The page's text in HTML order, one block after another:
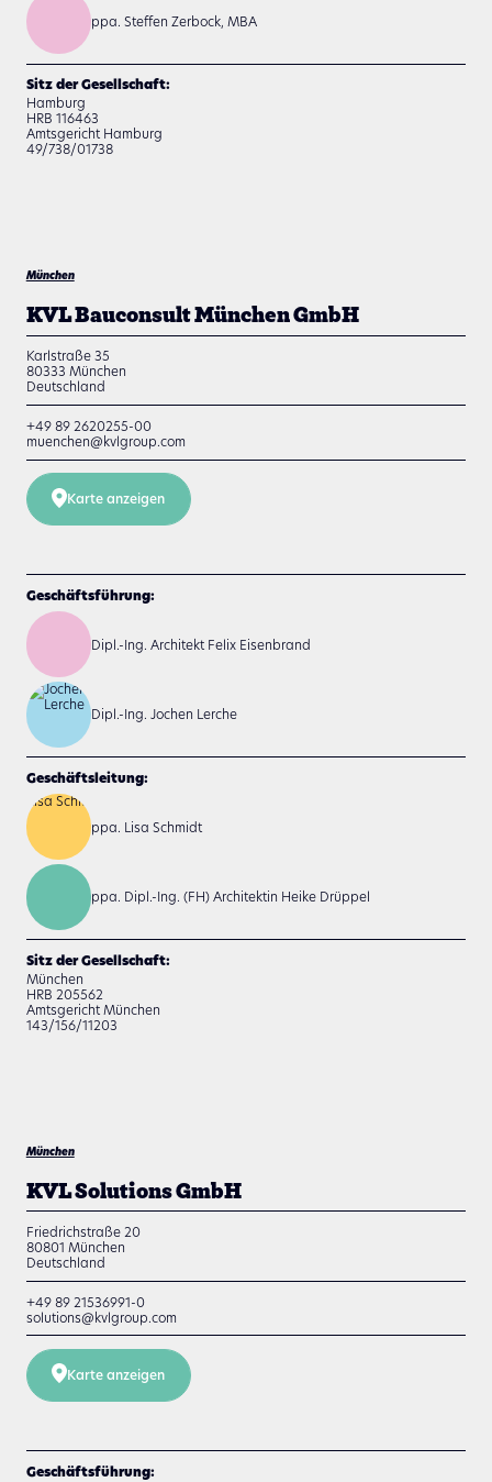
ppa. Steffen Zerbock, MBA
Sitz der Gesellschaft:
Hamburg
HRB 116463
Amtsgericht Hamburg
49/738/01738
München
KVL Bauconsult München GmbH
Karlstraße 35
80333 München
Deutschland
+49 89 2620255-00
muenchen@kvlgroup.com
Karte anzeigen
Geschäftsführung:
Dipl.-Ing. Architekt Felix Eisenbrand
Dipl.-Ing. Jochen Lerche
Geschäftsleitung:
ppa. Lisa Schmidt
ppa. Dipl.-Ing. (FH) Architektin Heike Drüppel
Sitz der Gesellschaft:
München
HRB 205562
Amtsgericht München
143/156/11203
München
KVL Solutions GmbH
Friedrichstraße 20
80801 München
Deutschland
+49 89 21536991-0
solutions@kvlgroup.com
Karte anzeigen
Geschäftsführung: